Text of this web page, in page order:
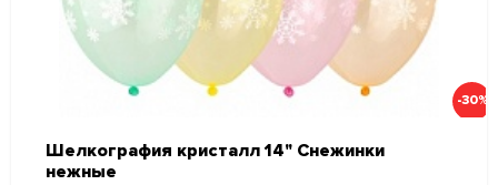
-30%
Шелкография кристалл 14" Снежинки
нежные